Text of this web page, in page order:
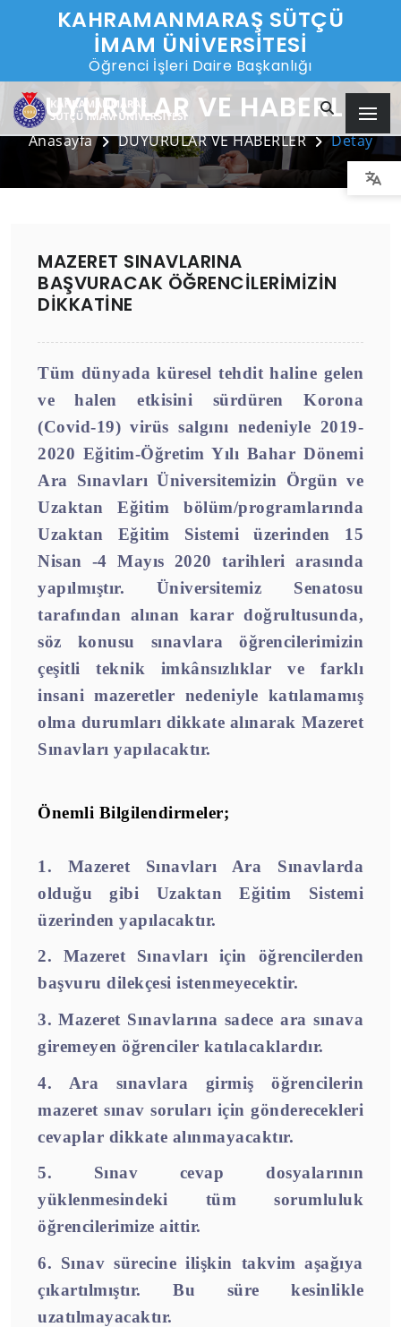
KAHRAMANMARAŞ SÜTÇÜ
İMAM ÜNİVERSİTESİ
Öğrenci İşleri Daire Başkanlığı
DUYURULAR VE HABERLER
Anasayfa DUYURULAR VE HABERLER Detay
MAZERET SINAVLARINA
BAŞVURACAK ÖĞRENCİLERİMİZİN
DİKKATİNE
Tüm dünyada küresel tehdit haline gelen
ve halen etkisini sürdüren Korona
(Covid-19) virüs salgını nedeniyle 2019-
2020 Eğitim-Öğretim Yılı Bahar Dönemi
Ara Sınavları Üniversitemizin Örgün ve
Uzaktan Eğitim bölüm/programlarında
Uzaktan Eğitim Sistemi üzerinden 15
Nisan -4 Mayıs 2020 tarihleri arasında
yapılmıştır. Üniversitemiz Senatosu
tarafından alınan karar doğrultusunda,
söz konusu sınavlara öğrencilerimizin
çeşitli teknik imkânsızlıklar ve farklı
insani mazeretler nedeniyle katılamamış
olma durumları dikkate alınarak Mazeret
Sınavları yapılacaktır.
Önemli Bilgilendirmeler;
1. Mazeret Sınavları Ara Sınavlarda
olduğu gibi Uzaktan Eğitim Sistemi
üzerinden yapılacaktır.
2. Mazeret Sınavları için öğrencilerden
başvuru dilekçesi istenmeyecektir.
3. Mazeret Sınavlarına sadece ara sınava
giremeyen öğrenciler katılacaklardır.
4. Ara sınavlara girmiş öğrencilerin
mazeret sınav soruları için gönderecekleri
cevaplar dikkate alınmayacaktır.
5. Sınav cevap dosyalarının
yüklenmesindeki tüm sorumluluk
öğrencilerimize aittir.
6. Sınav sürecine ilişkin takvim aşağıya
çıkartılmıştır. Bu süre kesinlikle
uzatılmayacaktır.